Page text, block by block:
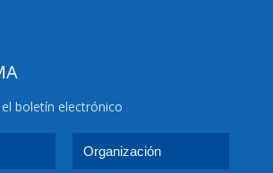
boletín electrónico